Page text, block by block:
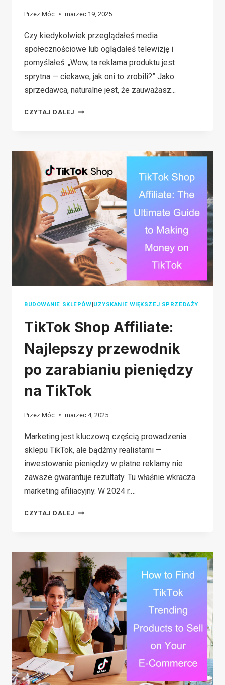
Przez Móc marzec 19, 2025
Czy kiedykolwiek przeglądałeś media
społecznościowe lub oglądałeś telewizję i
pomyślałeś: „Wow, ta reklama produktu jest
sprytna — ciekawe, jak oni to zrobili?” Jako
sprzedawca, naturalne jest, że zauważasz...
CZYTAJ DALEJ REKLAMA
SPRZEDAŻY
DZIĘKI
INTELIGENTNYM
TAKTYKOM
REKLAMOWYM
BUDOWANIE SKLEPÓW|UZYSKANIE WIĘKSZEJ SPRZEDAŻY
TikTok Shop Affiliate:
Najlepszy przewodnik
po zarabianiu pieniędzy
na TikTok
Przez Móc marzec 4, 2025
Marketing jest kluczową częścią prowadzenia
sklepu TikTok, ale bądźmy realistami —
inwestowanie pieniędzy w płatne reklamy nie
zawsze gwarantuje rezultaty. Tu właśnie wkracza
marketing afiliacyjny. W 2024 r.…
CZYTAJ DALEJ TIKTOK
NAJLEPSZY
PRZEWODNIK
PO
ZARABIANIU
PIENIĘDZY
NA
TIKTOK